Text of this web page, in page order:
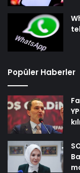
Popüler Haberler